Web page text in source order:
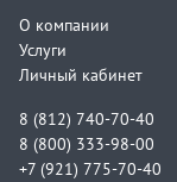
О компании
Услуги
Личный кабинет
8 (812) 740-70-40
8 (800) 333-98-00
+7 (921) 775-70-40